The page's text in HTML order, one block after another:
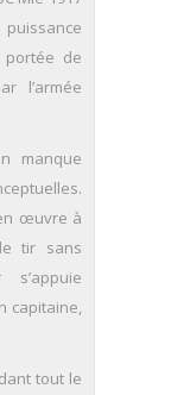
puissance
portée de
l’armée
manque
œuvre à
tir sans
capitaine,
tout le